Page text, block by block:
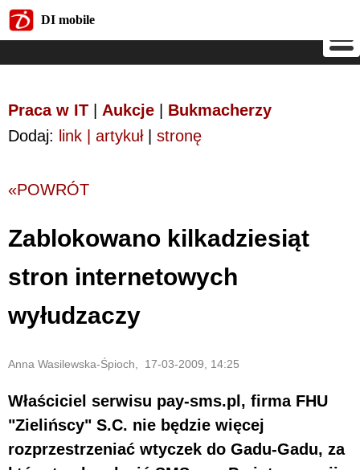
DI mobile
Praca w IT Aukcje
Bukmacherzy
Dodaj: link | artykuł| stronę
«POWRÓT
Zablokowano kilkadziesiąt
stron internetowych
wyłudzaczy
Anna Wasilewska-Śpioch, 17-03-2009, 14:25
Właściciel serwisu pay-sms.pl, firma FHU
"Zielińscy" S.C. nie będzie więcej
rozprzestrzeniać wtyczek do Gadu-Gadu, za
DI mobile